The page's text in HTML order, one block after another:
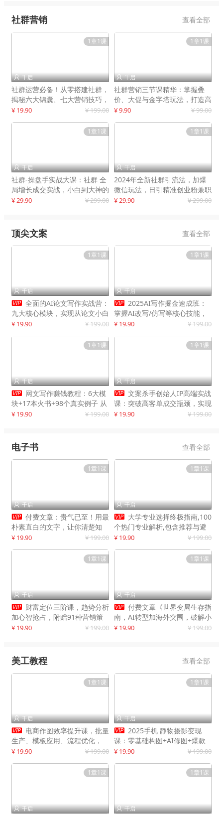
社群营销 查看全部
1章1课
 千启
社群运营必备！从零搭建社群，
揭秘六大锦囊、七大营销技巧，
打造火爆社群
¥ 19.90 ¥ 199.00
1章1课
 千启
社群营销三节课精华：掌握叠
价、大促与金字塔玩法，打造高
效营销体系
¥ 9.90 ¥ 99.00
1章1课
 千启
社群-操盘手实战大课：社群 全
局增长成交实战，小白到大神的
进阶之路
¥ 29.90 ¥ 299.00
1章1课
 千启
2024年全新社群引流法，加爆
微信玩法，日引精准创业粉兼职
粉200+
¥ 29.90 ¥ 299.00
顶尖文案 查看全部
1章1课
 千启
 全面的AI论文写作实战营：
九大核心模块，实现从论文小白
到高效产出的跨越
¥ 19.90 ¥ 199.00
1章1课
 千启
 2025AI写作掘金速成班：
掌握AI改写/仿写等核心技能，
实现单篇文案变现500+
¥ 19.90 ¥ 199.00
1章1课
 千启
 网文写作赚钱教程：6大模
块+17本火书+98个真实例子 从
入门到精通实战方法
¥ 19.90 ¥ 199.00
1章1课
 千启
 文案杀手创始人IP高端实战
课：突破高客单成交瓶颈，实现
IP商业价值最大化
¥ 19.90 ¥ 199.00
电子书 查看全部
1章1课
 千启
 付费文章：贵气已至！用最
朴素直白的文字，让你清楚知
道，该如何接住这一次时代的泼
¥ 19.90 ¥ 199.00
1章1课
 千启
 大学专业选择终极指南,100
个热门专业解析,包含推荐与避
雷实用建议
¥ 19.90 ¥ 199.00
1章1课
 千启
 财富定位三阶课，趋势分析
加心智抢占，附赠91种营销策
略模型
¥ 19.90 ¥ 199.00
1章1课
 千启
 付费文章《世界变局生存指
南，AI转型加海外突围，破解小
城市生存陷阱》
¥ 19.90 ¥ 199.00
美工教程 查看全部
1章1课
 千启
 电商作图效率提升课，批量
生产、模板应用、流程优化，
20+细分品类实操案例，月赚3
¥ 19.90 ¥ 199.00
1章1课
 千启
 2025手机 静物摄影变现
课：零基础构图+AI修图+爆款
创作
¥ 19.90 ¥ 199.00
1章1课
 千启
1章1课
 千启